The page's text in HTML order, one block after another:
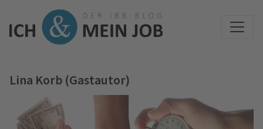
Lina Korb (Gastautor)